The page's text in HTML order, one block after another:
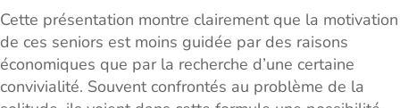
Cette présentation montre clairement que la motivation
de ces seniors est moins guidée par des raisons
économiques que par la recherche d’une certaine
convivialité. Souvent confrontés au problème de la